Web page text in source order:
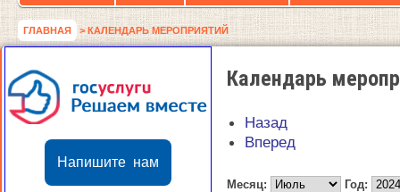
ГЛАВНАЯ > КАЛЕНДАРЬ МЕРОПРИЯТИЙ
Напишите нам
Календарь
Назад
Вперед
Месяц: Год: